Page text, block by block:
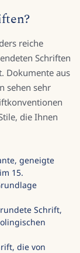
reiche
Schriften
Dokumente aus
sehen sehr
die Ihnen
geneigte
15.
Schrift,
die von